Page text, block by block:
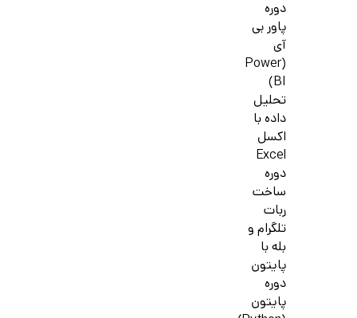
دوره
پاور بی
آی
(Power
BI)
تحلیل
داده با
اکسل
Excel
دوره
ساخت
ربات
تلگرام و
بله با
پایتون
دوره
پایتون